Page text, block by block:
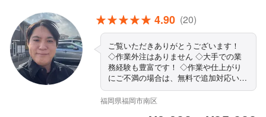
4.90 (20)
ご覧いただきありがとうございます！
◇作業外注はありません ◇大手での業
務経験も豊富です！ ◇作業や仕上がり
にご不満の場合は、無料で追加対応いた
します。 ◇営業時間外・対応地域外で
もご要望お聞きします！ ◇駐車代お店
福岡県福岡市南区